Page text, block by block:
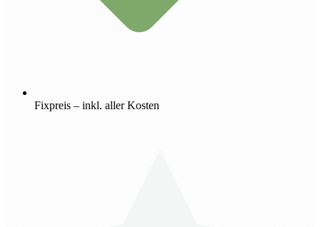
Fixpreis – inkl. aller Kosten